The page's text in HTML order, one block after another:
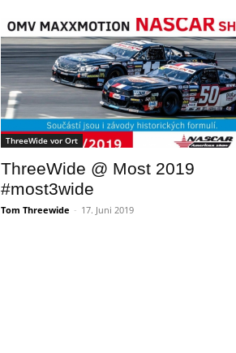
ThreeWide vor Ort
ThreeWide @ Most 2019
#most3wide
Tom Threewide - 17. Juni 2019